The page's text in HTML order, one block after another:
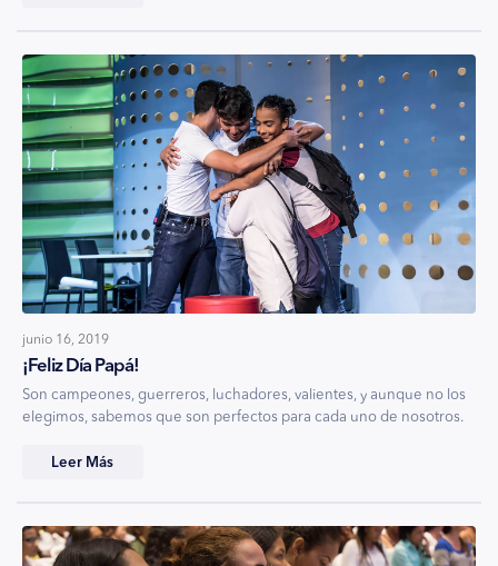
junio 16, 2019
¡Feliz Día Papá!
Son campeones, guerreros, luchadores, valientes, y aunque no los
elegimos, sabemos que son perfectos para cada uno de nosotros.
Leer Más